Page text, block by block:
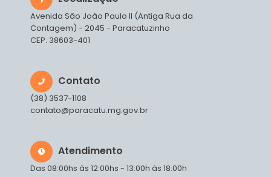
Avenida São João Paulo II (Antiga Rua da
Contagem) - 2045 - Paracatuzinho
CEP: 38603-401
Contato
(38) 3537-1108
contato@paracatu.mg.gov.br
Atendimento
Das 08:00hs às 12:00hs - 13:00h às 18:00h